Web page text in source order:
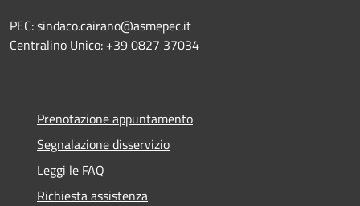
PEC: sindaco.cairano@asmepec.it
Centralino Unico: +39 0827 37034
Prenotazione appuntamento
Segnalazione disservizio
Leggi le FAQ
Richiesta assistenza